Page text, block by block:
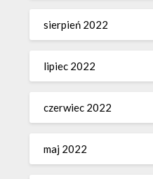
sierpień 2022
lipiec 2022
czerwiec 2022
maj 2022